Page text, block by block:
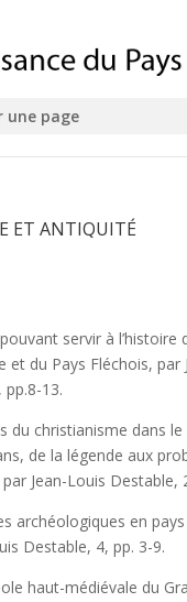
une page
ET ANTIQUITÉ
servir à l’histoire
et du Pays Fléchois, par
pp.8-13.
du christianisme dans
de la légende aux
Jean-Louis Destable,
archéologiques en
Destable, 4, pp. 3-9.
haut-médiévale du